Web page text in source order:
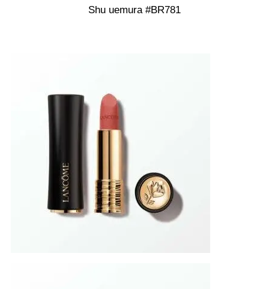
Shu uemura #BR781